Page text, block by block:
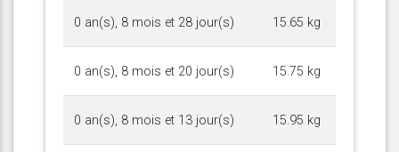
0 an(s), 8 mois et 28 jour(s) 15.65 kg
0 an(s), 8 mois et 20 jour(s) 15.75 kg
0 an(s), 8 mois et 13 jour(s) 15.95 kg